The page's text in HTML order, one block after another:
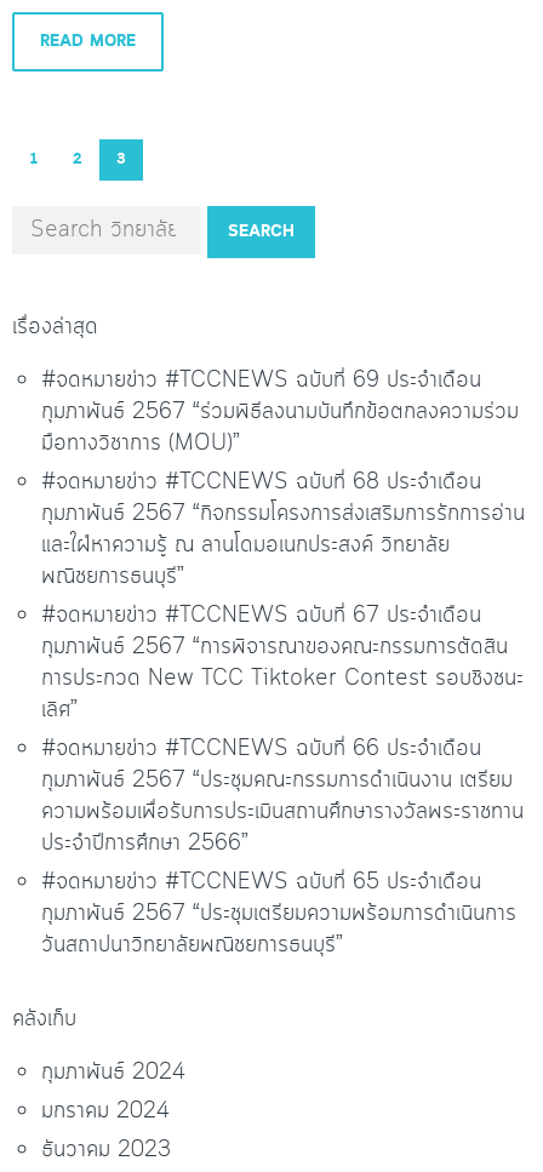
READ MORE
1 2 3
SEARCH
เรื่องล่าสุด
#จดหมายข่าว #TCCNEWS ฉบับที่ 69 ประจำเดือน
กุมภาพันธ์ 2567 “ร่วมพิธีลงนามบันทึกข้อตกลงความร่วม
มือทางวิชาการ (MOU)”
#จดหมายข่าว #TCCNEWS ฉบับที่ 68 ประจำเดือน
กุมภาพันธ์ 2567 “กิจกรรมโครงการส่งเสริมการรักการอ่าน
และใฝ่หาความรู้ ณ ลานโดมอเนกประสงค์ วิทยาลัย
พณิชยการธนบุรี”
#จดหมายข่าว #TCCNEWS ฉบับที่ 67 ประจำเดือน
กุมภาพันธ์ 2567 “การพิจารณาของคณะกรรมการตัดสิน
การประกวด New TCC Tiktoker Contest รอบชิงชนะ
เลิศ”
#จดหมายข่าว #TCCNEWS ฉบับที่ 66 ประจำเดือน
กุมภาพันธ์ 2567 “ประชุมคณะกรรมการดำเนินงาน เตรียม
ความพร้อมเพื่อรับการประเมินสถานศึกษารางวัลพระราชทาน
ประจำปีการศึกษา 2566”
#จดหมายข่าว #TCCNEWS ฉบับที่ 65 ประจำเดือน
กุมภาพันธ์ 2567 “ประชุมเตรียมความพร้อมการดำเนินการ
วันสถาปนาวิทยาลัยพณิชยการธนบุรี”
คลังเก็บ
กุมภาพันธ์ 2024
มกราคม 2024
ธันวาคม 2023